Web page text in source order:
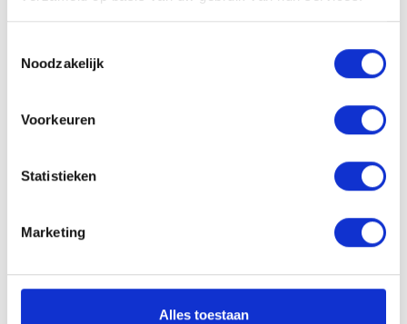
Noodzakelijk
Voorkeuren
Statistieken
Marketing
Alles toestaan